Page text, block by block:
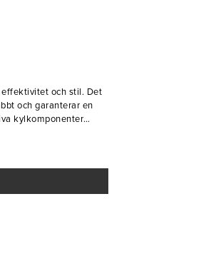
och stil. Det
och garanterar en
kylkomponenter